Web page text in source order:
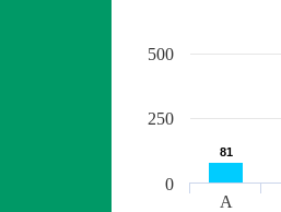
81
81
A
0
250
500